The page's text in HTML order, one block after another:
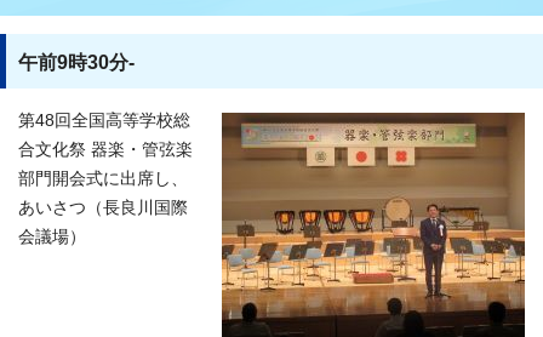
午前9時30分-
第48回全国高等学校総
合文化祭 器楽・管弦楽
部門開会式に出席し、
あいさつ（長良川国際
会議場）